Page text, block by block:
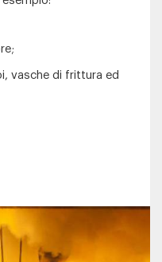
vasche di frittura ed